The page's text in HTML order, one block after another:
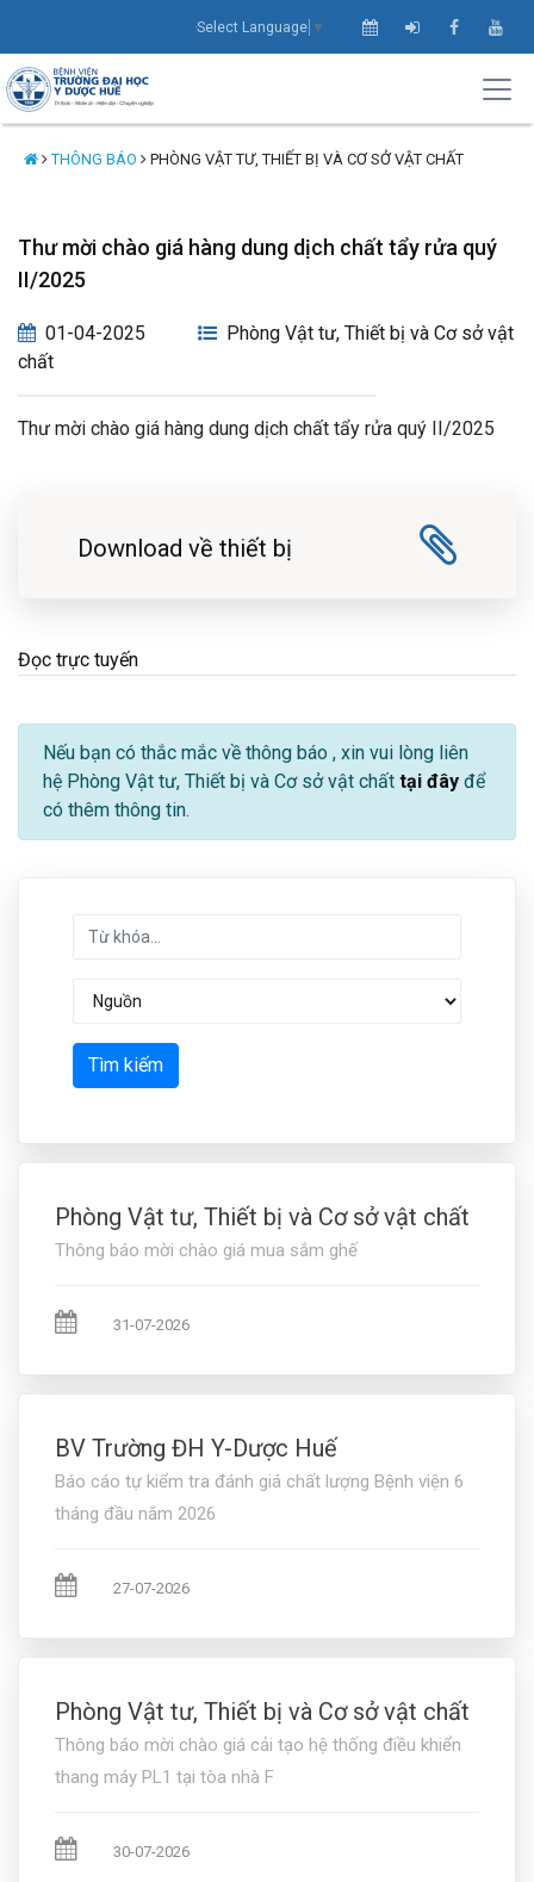
Select Language ▼
THÔNG BÁO PHÒNG VẬT TƯ, THIẾT BỊ VÀ CƠ SỞ VẬT CHẤT
Thư mời chào giá hàng dung dịch chất tẩy rửa quý
II/2025
01-04-2025
Phòng Vật tư, Thiết bị và Cơ sở vật
chất
Thư mời chào giá hàng dung dịch chất tẩy rửa quý II/2025
Download về thiết bị
Đọc trực tuyến
Nếu bạn có thắc mắc về thông báo , xin vui lòng liên
hệ Phòng Vật tư, Thiết bị và Cơ sở vật chất tại đây để
có thêm thông tin.
Tìm kiếm
Phòng Vật tư, Thiết bị và Cơ sở vật chất
Thông báo mời chào giá mua sắm ghế
31-07-2026
BV Trường ĐH Y-Dược Huế
Báo cáo tự kiểm tra đánh giá chất lượng Bệnh viện 6
tháng đầu năm 2026
27-07-2026
Phòng Vật tư, Thiết bị và Cơ sở vật chất
Thông báo mời chào giá cải tạo hệ thống điều khiển
thang máy PL1 tại tòa nhà F
30-07-2026